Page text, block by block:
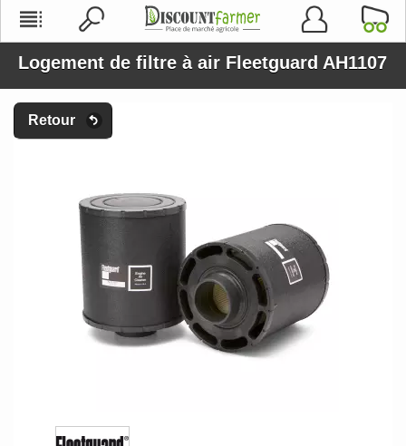
Logement de filtre à air Fleetguard AH1107
Retour